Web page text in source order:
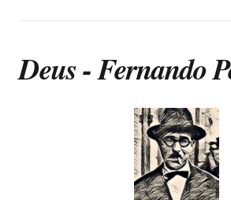
Deus - Fernando